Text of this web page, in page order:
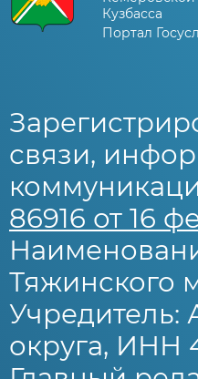
Кузбасса
Портал
связи,
86916 от 16
Тяжинского
Учредитель:
округа, ИНН